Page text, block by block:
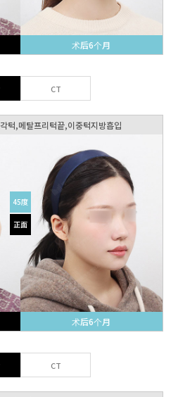
术后6个月
CT
턱,메탈프리턱끝,이중턱지방흡입
术后6个月
45度
正面
CT